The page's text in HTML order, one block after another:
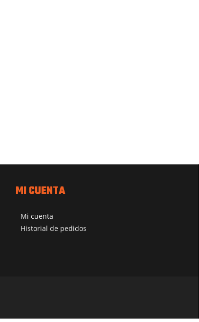
MI CUENTA
Mi cuenta
Historial de pedidos